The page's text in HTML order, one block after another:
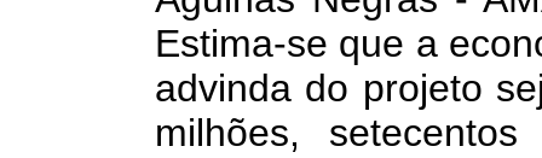
Estima-se que a
advinda do projeto
milhões,